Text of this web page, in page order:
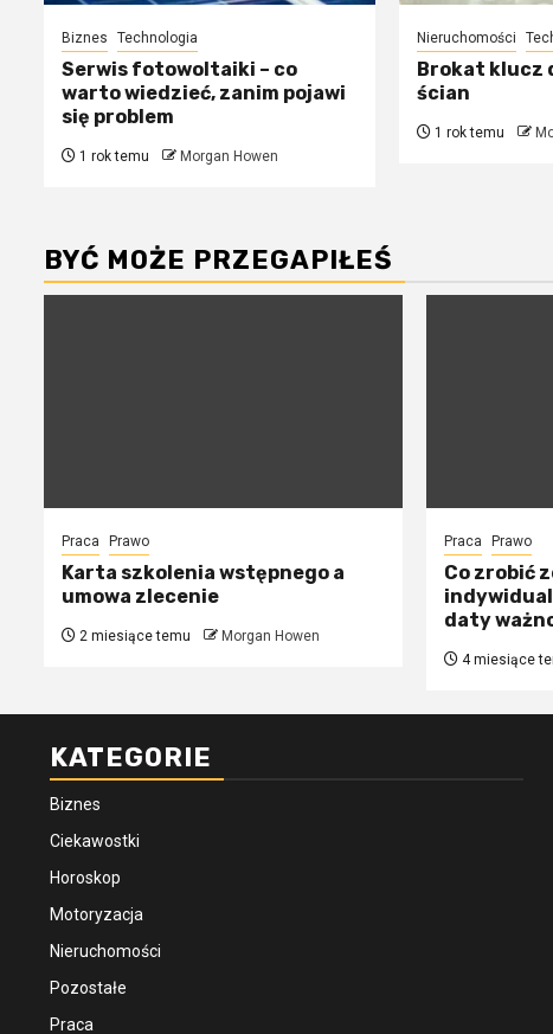
Biznes Technologia
Serwis fotowoltaiki – co
warto wiedzieć, zanim pojawi
się problem
1 rok temu Morgan Howen
Nieruchomości
Brokat klucz
ścian
1 rok temu
BYĆ MOŻE PRZEGAPIŁEŚ
Praca Prawo
Karta szkolenia wstępnego a
umowa zlecenie
2 miesiące temu Morgan Howen
Praca Prawo
Co zrobić
daty
4 miesiące
KATEGORIE
Biznes
Ciekawostki
Horoskop
Motoryzacja
Nieruchomości
Pozostałe
Praca